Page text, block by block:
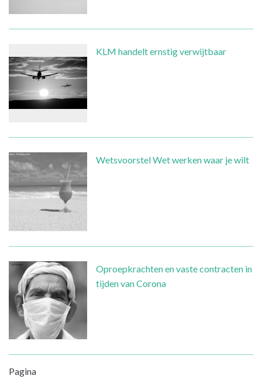
KLM handelt ernstig verwijtbaar
Wetsvoorstel Wet werken waar je wilt
Oproepkrachten en vaste contracten in
tijden van Corona
Pagina